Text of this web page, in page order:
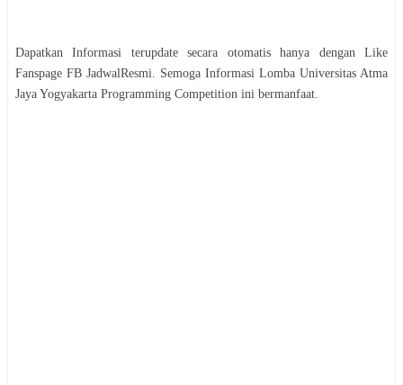
Dapatkan Informasi terupdate secara otomatis hanya dengan Like
Fanspage FB JadwalResmi. Semoga Informasi Lomba Universitas Atma
Jaya Yogyakarta Programming Competition ini bermanfaat.